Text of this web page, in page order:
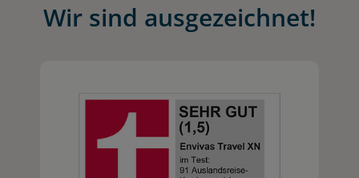
Wir sind ausgezeichnet!